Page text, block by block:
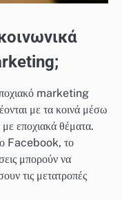
marketing
με τα κοινά μέσω
εποχιακά θέματα.
Facebook, το
μπορούν να
τις μετατροπές